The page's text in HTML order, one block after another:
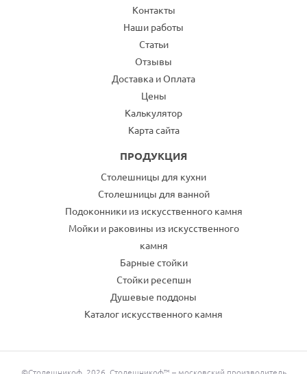
Контакты
Наши работы
Статьи
Отзывы
Доставка и Оплата
Цены
Калькулятор
Карта сайта
ПРОДУКЦИЯ
Столешницы для кухни
Столешницы для ванной
Подоконники из искусственного камня
Мойки и раковины из искусственного
камня
Барные стойки
Стойки ресепшн
Душевые поддоны
Каталог искусственного камня